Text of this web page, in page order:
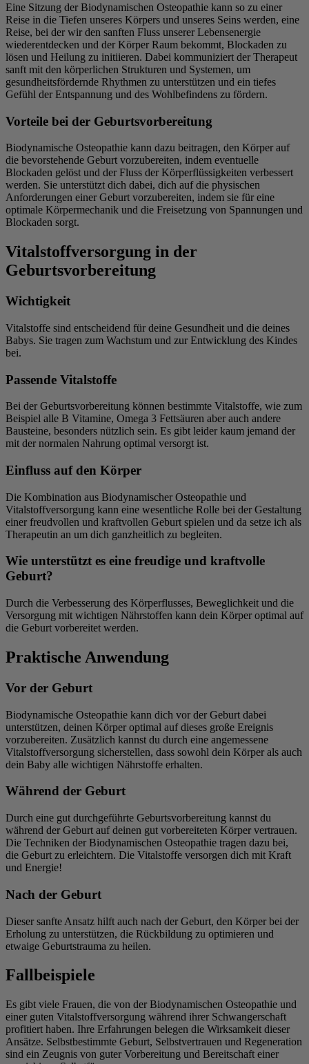
Eine Sitzung der Biodynamischen Osteopathie kann so zu einer
Reise in die Tiefen unseres Körpers und unseres Seins werden, eine
Reise, bei der wir den sanften Fluss unserer Lebensenergie
wiederentdecken und der Körper Raum bekommt, Blockaden zu
lösen und Heilung zu initiieren. Dabei kommuniziert der Therapeut
sanft mit den körperlichen Strukturen und Systemen, um
gesundheitsfördernde Rhythmen zu unterstützen und ein tiefes
Gefühl der Entspannung und des Wohlbefindens zu fördern.
Vorteile bei der Geburtsvorbereitung
Biodynamische Osteopathie kann dazu beitragen, den Körper auf
die bevorstehende Geburt vorzubereiten, indem eventuelle
Blockaden gelöst und der Fluss der Körperflüssigkeiten verbessert
werden. Sie unterstützt dich dabei, dich auf die physischen
Anforderungen einer Geburt vorzubereiten, indem sie für eine
optimale Körpermechanik und die Freisetzung von Spannungen und
Blockaden sorgt.
Vitalstoffversorgung in der
Geburtsvorbereitung
Wichtigkeit
Vitalstoffe sind entscheidend für deine Gesundheit und die deines
Babys. Sie tragen zum Wachstum und zur Entwicklung des Kindes
bei.
Passende Vitalstoffe
Bei der Geburtsvorbereitung können bestimmte Vitalstoffe, wie zum
Beispiel alle B Vitamine, Omega 3 Fettsäuren aber auch andere
Bausteine, besonders nützlich sein. Es gibt leider kaum jemand der
mit der normalen Nahrung optimal versorgt ist.
Einfluss auf den Körper
Die Kombination aus Biodynamischer Osteopathie und
Vitalstoffversorgung kann eine wesentliche Rolle bei der Gestaltung
einer freudvollen und kraftvollen Geburt spielen und da setze ich als
Therapeutin an um dich ganzheitlich zu begleiten.
Wie unterstützt es eine freudige und kraftvolle
Geburt?
Durch die Verbesserung des Körperflusses, Beweglichkeit und die
Versorgung mit wichtigen Nährstoffen kann dein Körper optimal auf
die Geburt vorbereitet werden.
Praktische Anwendung
Vor der Geburt
Biodynamische Osteopathie kann dich vor der Geburt dabei
unterstützen, deinen Körper optimal auf dieses große Ereignis
vorzubereiten. Zusätzlich kannst du durch eine angemessene
Vitalstoffversorgung sicherstellen, dass sowohl dein Körper als auch
dein Baby alle wichtigen Nährstoffe erhalten.
Während der Geburt
Durch eine gut durchgeführte Geburtsvorbereitung kannst du
während der Geburt auf deinen gut vorbereiteten Körper vertrauen.
Die Techniken der Biodynamischen Osteopathie tragen dazu bei,
die Geburt zu erleichtern. Die Vitalstoffe versorgen dich mit Kraft
und Energie!
Nach der Geburt
Dieser sanfte Ansatz hilft auch nach der Geburt, den Körper bei der
Erholung zu unterstützen, die Rückbildung zu optimieren und
etwaige Geburtstrauma zu heilen.
Fallbeispiele
Es gibt viele Frauen, die von der Biodynamischen Osteopathie und
einer guten Vitalstoffversorgung während ihrer Schwangerschaft
profitiert haben. Ihre Erfahrungen belegen die Wirksamkeit dieser
Ansätze. Selbstbestimmte Geburt, Selbstvertrauen und Regeneration
sind ein Zeugnis von guter Vorbereitung und Bereitschaft einer